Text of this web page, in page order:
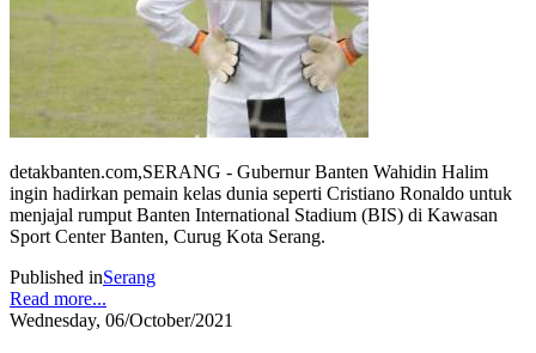
detakbanten.com,SERANG - Gubernur Banten Wahidin Halim
ingin hadirkan pemain kelas dunia seperti Cristiano Ronaldo untuk
menjajal rumput Banten International Stadium (BIS) di Kawasan
Sport Center Banten, Curug Kota Serang.
Published inSerang
Read more...
Wednesday, 06/October/2021